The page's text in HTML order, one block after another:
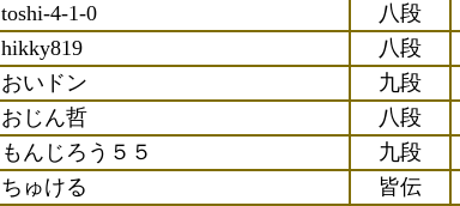
toshi-4-1-0 八段
hikky819 八段
おいドン 九段
おじん哲 八段
もんじろう５５ 九段
ちゅける 皆伝